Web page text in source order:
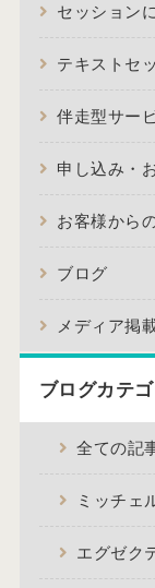
セッション
テキストセ
伴走型サー
申し込み・
お客様から
ブログ
メディア掲
ブログカテゴ
全ての記
ミッチェ
エグゼク